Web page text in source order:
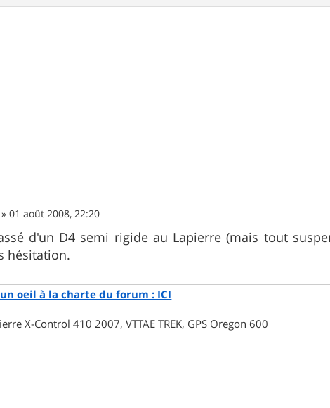
»01 août 2008, 22:20
d'un D4 semi rigide au Lapierre (mais tout
hésitation.
oeil à la charte du forum : ICI
X-Control 410 2007, VTTAE TREK, GPS Oregon 600